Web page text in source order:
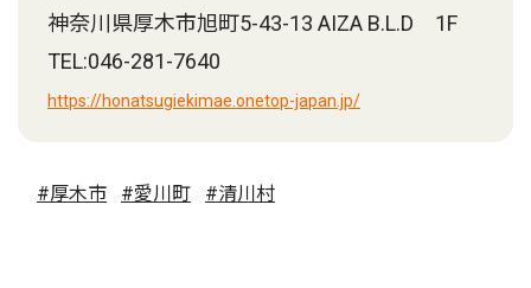
神奈川県厚木市旭町5-43-13 AIZA B.L.D 1F
TEL:046-281-7640
https://honatsugiekimae.onetop-japan.jp/
#厚木市 #愛川町 #清川村